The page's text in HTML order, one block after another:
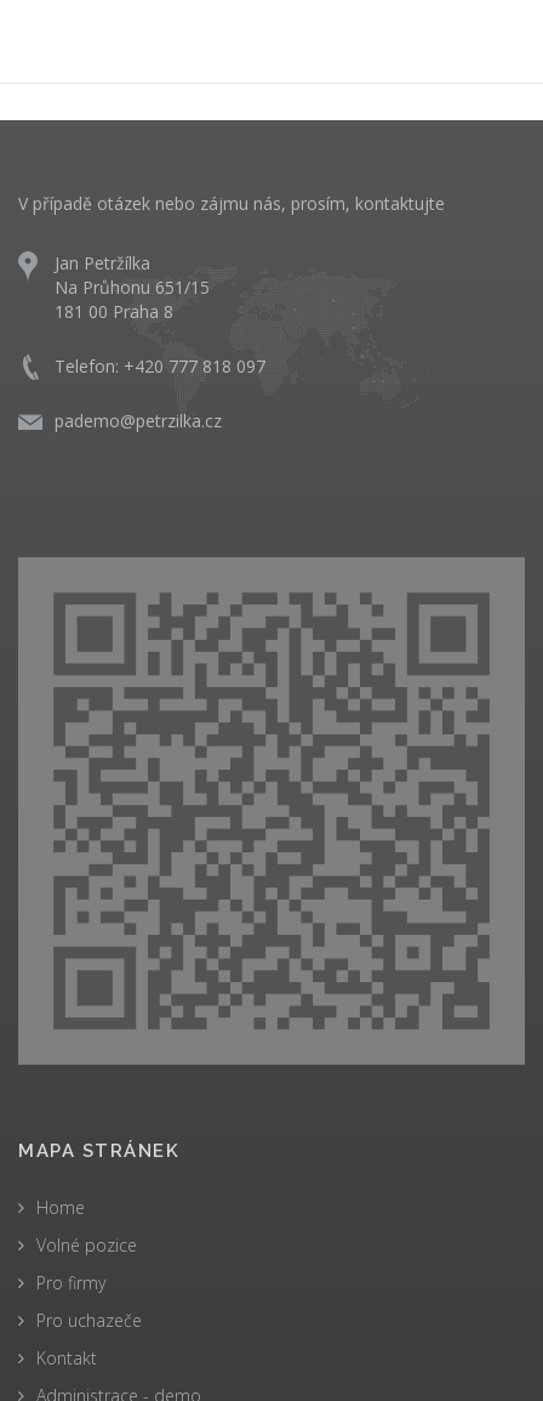
V případě otázek nebo zájmu nás, prosím, kontaktujte
Jan Petržílka
Na Průhonu 651/15
181 00 Praha 8
Telefon: +420 777 818 097
pademo@petrzilka.cz
MAPA STRÁNEK
Home
Volné pozice
Pro firmy
Pro uchazeče
Kontakt
Administrace - demo